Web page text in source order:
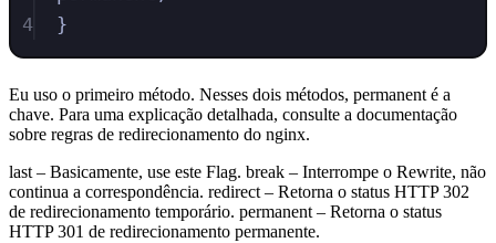
4
}
Eu uso o primeiro método. Nesses dois métodos, permanent é a
chave. Para uma explicação detalhada, consulte a documentação
sobre regras de redirecionamento do nginx.
last – Basicamente, use este Flag. break – Interrompe o Rewrite, não
continua a correspondência. redirect – Retorna o status HTTP 302
de redirecionamento temporário. permanent – Retorna o status
HTTP 301 de redirecionamento permanente.